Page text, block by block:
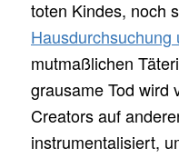
toten Kindes, noch
Hausdurchsuchung
mutmaßlichen
grausame Tod wird
Creators auf
instrumentalisiert,